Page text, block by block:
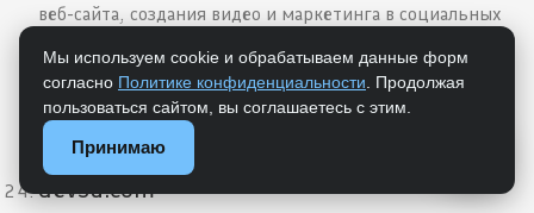
веб-сайта, создания видео и маркетинга в социальных
доверия и честную маркетинговую компанию, которая
может создавать и проводить результативные
кампании, Signal Media — очевидный выбор.
devsu.com
Мы используем cookie и обрабатываем данные форм
согласно Политике конфиденциальности . Продолжая
пользоваться сайтом, вы соглашаетесь с этим.
Принимаю